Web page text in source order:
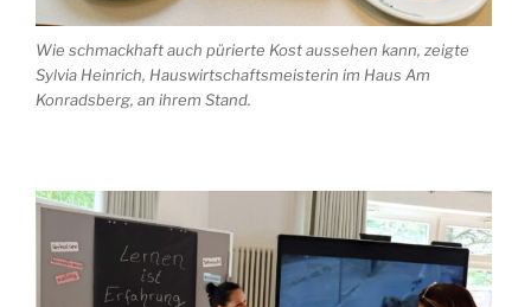
Wie schmackhaft auch pürierte Kost aussehen kann, zeigte
Sylvia Heinrich, Hauswirtschaftsmeisterin im Haus Am
Konradsberg, an ihrem Stand.